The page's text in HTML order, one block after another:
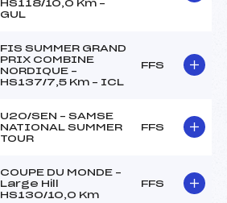
HS118/10,0 Km –
GUL
FIS SUMMER GRAND
PRIX COMBINE
NORDIQUE –
HS137/7,5 Km – ICL
FFS
U20/SEN – SAMSE
NATIONAL SUMMER
TOUR
FFS
COUPE DU MONDE –
Large Hill
HS130/10,0 Km
FFS